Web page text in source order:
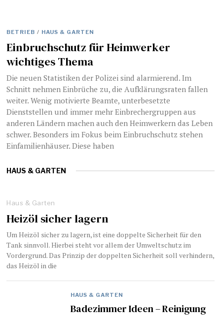
BETRIEB / HAUS & GARTEN
Einbruchschutz für Heimwerker
wichtiges Thema
Die neuen Statistiken der Polizei sind alarmierend. Im
Schnitt nehmen Einbrüche zu, die Aufklärungsraten fallen
weiter. Wenig motivierte Beamte, unterbesetzte
Dienststellen und immer mehr Einbrechergruppen aus
anderen Ländern machen auch den Heimwerkern das Leben
schwer. Besonders im Fokus beim Einbruchschutz stehen
Einfamilienhäuser. Diese haben
HAUS & GARTEN
Haus & Garten
Heizöl sicher lagern
Um Heizöl sicher zu lagern, ist eine doppelte Sicherheit für den
Tank sinnvoll. Hierbei steht vor allem der Umweltschutz im
Vordergrund. Das Prinzip der doppelten Sicherheit soll verhindern,
das Heizöl in die
HAUS & GARTEN
Badezimmer Ideen – Reinigung